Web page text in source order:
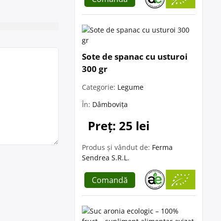
Sote de spanac cu usturoi
300 gr
Categorie: Legume
În: Dâmbovița
Preț: 25 lei
Produs și vândut de: Ferma
Sendrea S.R.L.
Comandă